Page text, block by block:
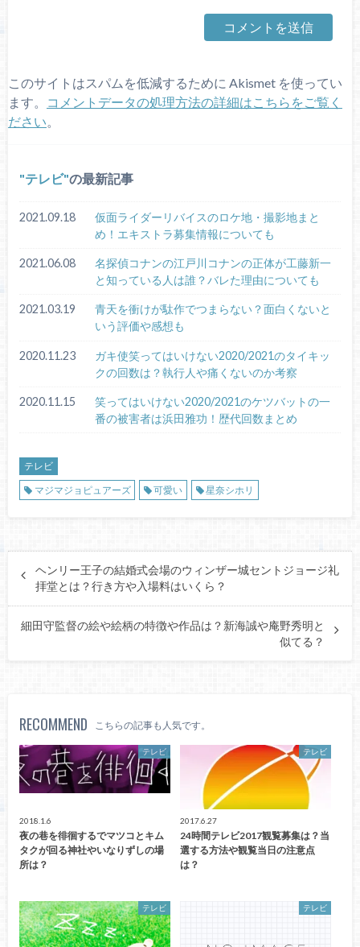
このサイトはスパムを低減するために Akismet を使ってい
ます。
コメントデータの処理方法の詳細はこちらをご覧く
ださい。
テレビ の最新記事
2021.09.18
仮面ライダーリバイスのロケ地・撮影地まと
め！エキストラ募集情報についても
2021.06.08
名探偵コナンの江戸川コナンの正体が工藤新一
と知っている人は誰？バレた理由についても
2021.03.19
青天を衝けが駄作でつまらない？面白くないと
いう評価や感想も
2020.11.23
ガキ使笑ってはいけない2020/2021のタイキッ
クの回数は？執行人や痛くないのか考察
2020.11.15
笑ってはいけない2020/2021のケツバットの一
番の被害者は浜田雅功！歴代回数まとめ
テレビ
マジマジョピュアーズ
可愛い 星奈シホリ
ヘンリー王子の結婚式会場のウィンザー城セントジョージ礼
拝堂とは？行き方や入場料はいくら？
細田守監督の絵や絵柄の特徴や作品は？新海誠や庵野秀明と
似てる？
RECOMMEND こちらの記事も人気です。
テレビ
2018.1.6
夜の巷を徘徊するでマツコとキム
タクが回る神社やいなりずしの場
所は？
テレビ
2017.6.27
24時間テレビ2017観覧募集は？当
選する方法や観覧当日の注意点
は？
テレビ テレビ